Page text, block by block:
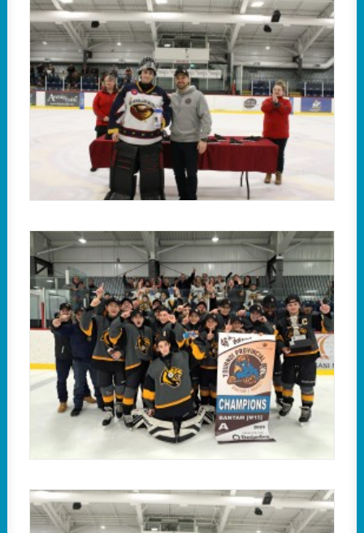
Catégorie A : le gardien Liam Balthazar (Aigles 3)
s’est illustré avec une moyenne de 1,00 en trois
parties.
Dans la classe A, les Lions ont gagné l’ultime
confrontation par la marque de 2 à 1 en tirs de
barrage.